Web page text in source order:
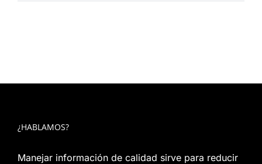
¿HABLAMOS?
Manejar información de calidad sirve para reducir